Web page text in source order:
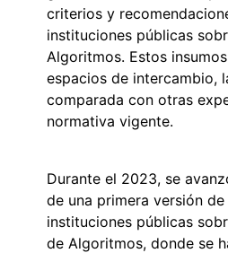
criterios y
instituciones públicas
Algoritmos. Estos
espacios de intercambio,
comparada con otras
normativa vigente.
Durante el 2023, se
de una primera versión
instituciones públicas
de Algoritmos, donde se